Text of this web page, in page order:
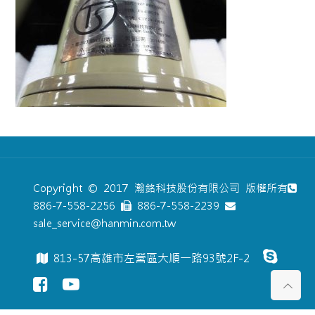
Copyright © 2017 瀚銘科技股份有限公司 版權所有
886-7-558-2256
886-7-558-2239
sale_service@hanmin.com.tw
813-57高雄市左營區大順一路93號2F-2